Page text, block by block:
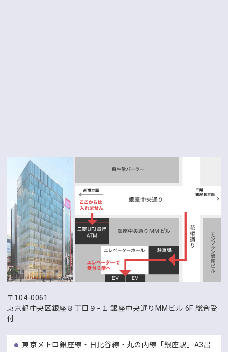
〒104-0061
東京都中央区銀座８丁目９−１ 銀座中央通りMMビル 6F 総合受
付
東京メトロ銀座線・日比谷線・丸の内線「銀座駅」A3出